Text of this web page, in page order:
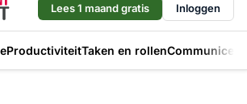
Lees 1 maand gratis Inloggen
ProductiviteitTaken en rollen